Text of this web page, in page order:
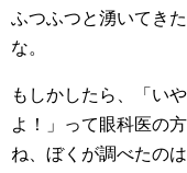
ふつふつと湧いてき
な。
もしかしたら、「い
よ！」って眼科医の
ね、ぼくが調べたの